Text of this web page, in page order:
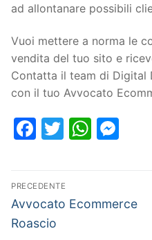
ad allontanare possibili
Vuoi mettere a norma le
vendita del tuo sito e
Contatta il team di Digital
con il tuo Avvocato
Facebook
Twitter
PRECEDENTE
Avvocato Ecommerce
Roascio